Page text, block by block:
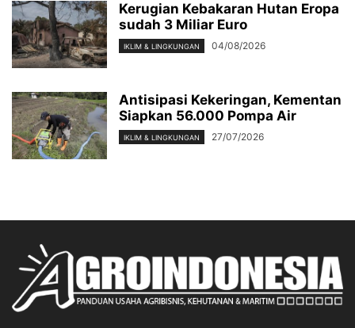
Kerugian Kebakaran Hutan Eropa
sudah 3 Miliar Euro
IKLIM & LINGKUNGAN 04/08/2026
Antisipasi Kekeringan, Kementan
Siapkan 56.000 Pompa Air
IKLIM & LINGKUNGAN 27/07/2026